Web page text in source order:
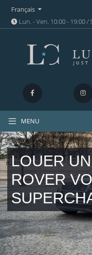
Français
Lun. - Ven. 10:00 - 19:00 /
MENU
LOUER
ROVER